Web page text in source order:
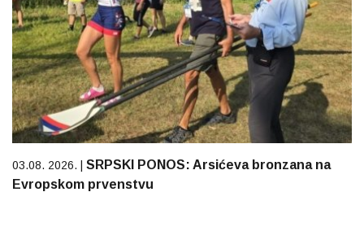
03.08. 2026. | SRPSKI PONOS: Arsićeva bronzana na
Evropskom prvenstvu